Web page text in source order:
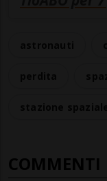
COMMENTI